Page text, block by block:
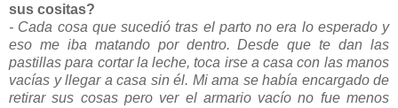
sus cositas?
- Cada cosa que sucedió tras el parto no era lo esperado y
eso me iba matando por dentro. Desde que te dan las
pastillas para cortar la leche, toca irse a casa con las manos
vacías y llegar a casa sin él. Mi ama se había encargado de
retirar sus cosas pero ver el armario vacío no fue menos